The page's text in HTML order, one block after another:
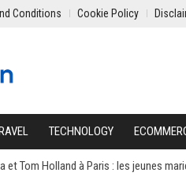
Conditions Cookie Policy
TECHNOLOGY
et Tom Holland à Paris : les jeunes